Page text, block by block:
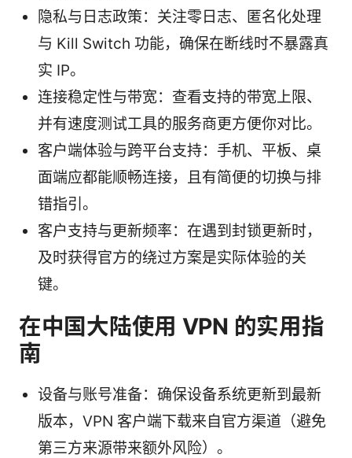
隐私与日志政策：关注零日志、匿名化处理
与 Kill Switch 功能，确保在断线时不暴露真
实 IP。
连接稳定性与带宽：查看支持的带宽上限、
并有速度测试工具的服务商更方便你对比。
客户端体验与跨平台支持：手机、平板、桌
面端应都能顺畅连接，且有简便的切换与排
错指引。
客户支持与更新频率：在遇到封锁更新时，
及时获得官方的绕过方案是实际体验的关
键。
在中国大陆使用 VPN 的实用指
南
设备与账号准备：确保设备系统更新到最新
版本，VPN 客户端下载来自官方渠道（避免
第三方来源带来额外风险）。